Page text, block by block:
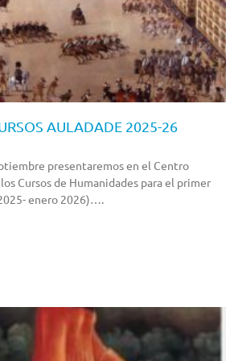
AULADADE 2025-26
presentaremos en el Centro
Cursos de Humanidades para el primer
enero 2026)….